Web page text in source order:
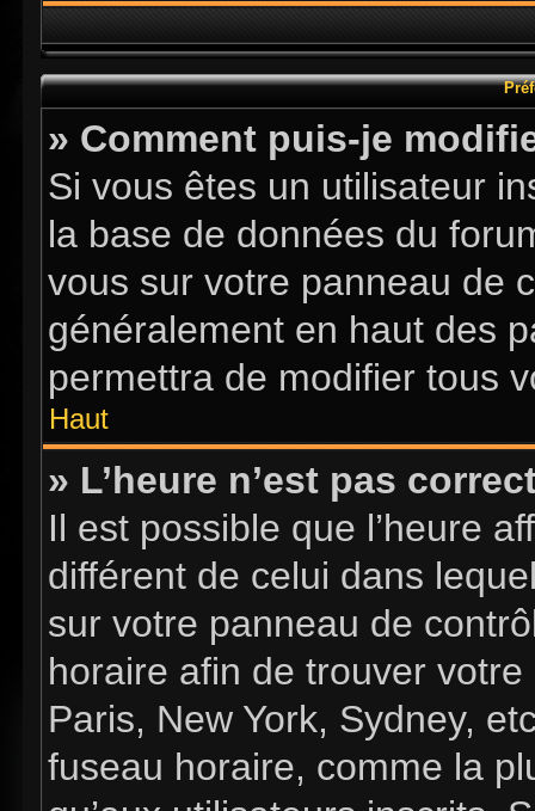
» Comment puis-je
Si vous êtes un utilisateur
la base de données du
vous sur votre panneau de
généralement en haut des
permettra de modifier tous
Haut
» L’heure n’est pas
Il est possible que l’heure
différent de celui dans
sur votre panneau de
horaire afin de trouver
Paris, New York, Sydney,
fuseau horaire, comme la